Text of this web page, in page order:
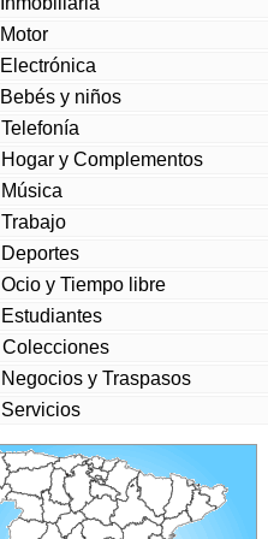
Motor
Electrónica
Bebés y niños
Telefonía
Hogar y Complementos
Música
Trabajo
Deportes
Ocio y Tiempo libre
Estudiantes
Colecciones
Negocios y Traspasos
Servicios